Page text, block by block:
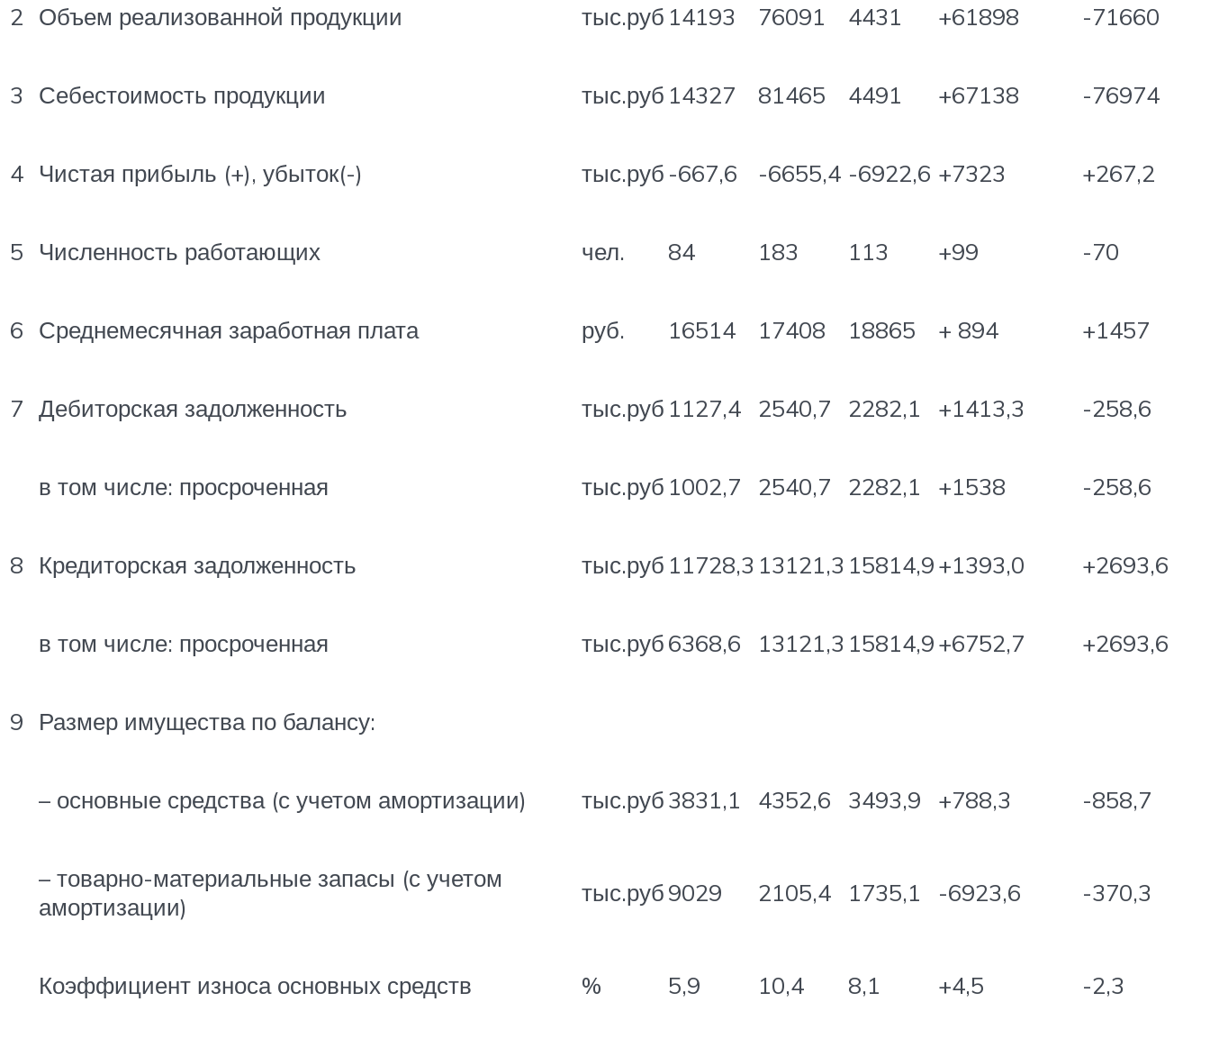
2 Объем реализованной продукции тыс.руб 14193 76091 4431 +61898 -71660
3 Себестоимость продукции тыс.руб 14327 81465 4491 +67138 -76974
4 Чистая прибыль (+), убыток(-) тыс.руб -667,6 -6655,4 -6922,6 +7323 +267,2
5 Численность работающих чел. 84 183 113 +99 -70
6 Среднемесячная заработная плата руб. 16514 17408 18865 + 894 +1457
7 Дебиторская задолженность тыс.руб 1127,4 2540,7 2282,1 +1413,3 -258,6
в том числе: просроченная тыс.руб 1002,7 2540,7 2282,1 +1538 -258,6
8 Кредиторская задолженность тыс.руб 11728,3 13121,3 15814,9+1393,0 +2693,6
в том числе: просроченная тыс.руб6368,6 13121,3 15814,9+6752,7 +2693,6
9 Размер имущества по балансу:
– основные средства (с учетом амортизации) тыс.руб3831,1 4352,6 3493,9 +788,3 -858,7
– товарно-материальные запасы (с учетом
амортизации)
тыс.руб9029 2105,4 1735,1 -6923,6 -370,3
Коэффициент износа основных средств % 5,9 10,4 8,1 +4,5 -2,3